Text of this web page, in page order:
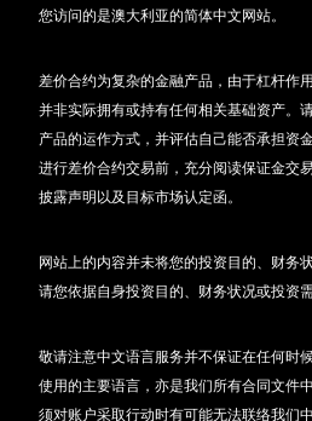
您访问的是澳大利亚的简体中文网站。
差价合约为复杂的金融产品，由于杠杆作
并非实际拥有或持有任何相关基础资产。
产品的运作方式，并评估自己能否承担资
进行差价合约交易前，充分阅读保证金交
披露声明以及目标市场认定函。
网站上的内容并未将您的投资目的、财务
请您依据自身投资目的、财务状况或投资
敬请注意中文语言服务并不保证在任何时
使用的主要语言，亦是我们所有合同文件
须对账户采取行动时有可能无法联络我们